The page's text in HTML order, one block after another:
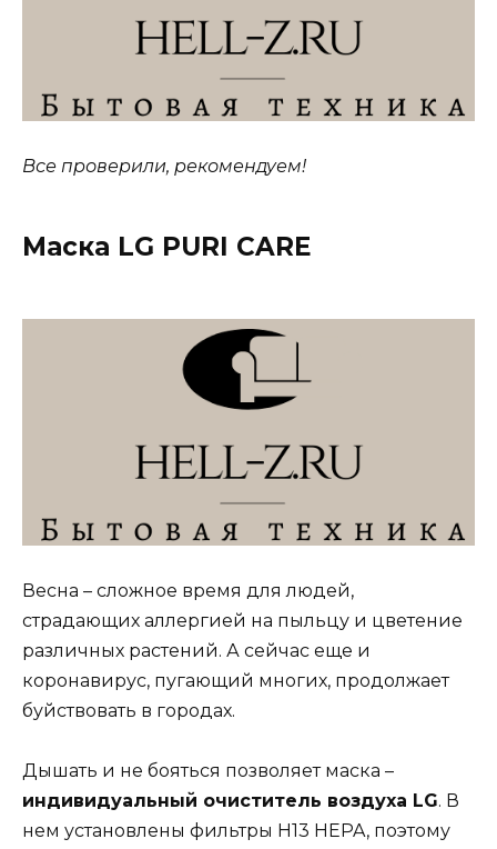
Все проверили, рекомендуем!
Маска LG PURI CARE
Весна – сложное время для людей,
страдающих аллергией на пыльцу и цветение
различных растений. А сейчас еще и
коронавирус, пугающий многих, продолжает
буйствовать в городах.
Дышать и не бояться позволяет маска –
индивидуальный очиститель воздуха LG. В
нем установлены фильтры H13 HEPA, поэтому